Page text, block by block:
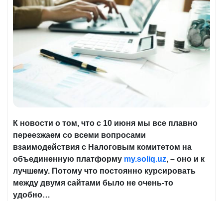
К новости о том, что с 10 июня мы все плавно
переезжаем со всеми вопросами
взаимодействия с Налоговым комитетом на
объединенную платформу my.soliq.uz, – оно и к
лучшему. Потому что постоянно курсировать
между двумя сайтами было не очень-то
удобно…